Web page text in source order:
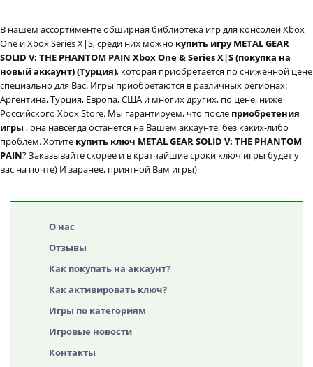
В нашем ассортименте обширная библиотека игр для консолей Xbox
One и Xbox Series X|S, среди них можно купить игру METAL GEAR
SOLID V: THE PHANTOM PAIN Xbox One & Series X|S (покупка на
новый аккаунт) (Турция), которая приобретается по сниженной цене
специально для Вас. Игры приобретаются в различных регионах:
Аргентина, Турция, Европа, США и многих других, по цене, ниже
Российского Xbox Store. Мы гарантируем, что после приобретения
игры , она навсегда останется на Вашем аккаунте, без каких-либо
проблем. Хотите купить ключ METAL GEAR SOLID V: THE PHANTOM
PAIN? Заказывайте скорее и в кратчайшие сроки ключ игры будет у
вас на почте) И заранее, приятной Вам игры)
О нас
Отзывы
Как покупать на аккаунт?
Как активировать ключ?
Игры по категориям
Игровые новости
Контакты